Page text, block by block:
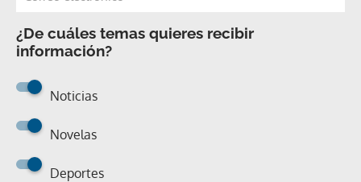
¿De cuáles temas quieres recibir
información?
Noticias
Novelas
Deportes